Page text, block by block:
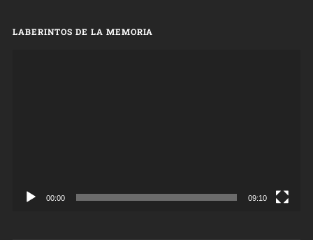
LABERINTOS DE LA MEMORIA
00:00 09:10